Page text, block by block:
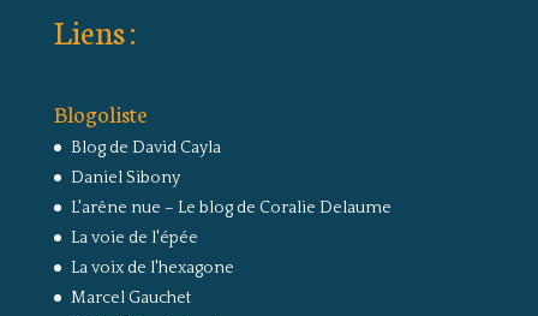
Liens :
Blogoliste
Blog de David Cayla
Daniel Sibony
L'arêne nue – Le blog de Coralie Delaume
La voie de l'épée
La voix de l'hexagone
Marcel Gauchet